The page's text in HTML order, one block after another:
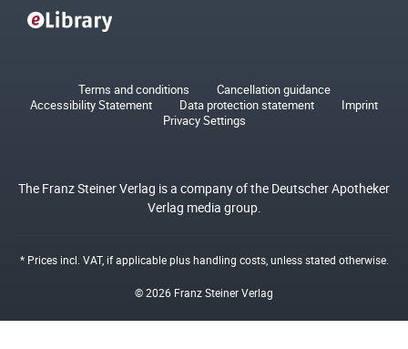
Terms and conditions
Cancellation guidance
Accessibility Statement
Data protection statement
Imprint
Privacy Settings
The Franz Steiner Verlag is a company of the Deutscher Apotheker
Verlag media group.
* Prices incl. VAT, if applicable plushandling costs, unless stated otherwise.
© 2026 Franz Steiner Verlag